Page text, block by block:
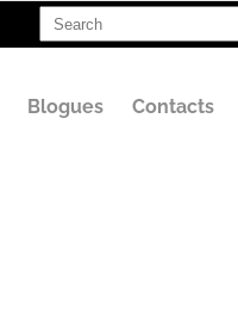
Search
for:
Blogues Contacts